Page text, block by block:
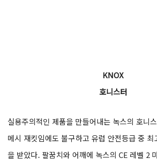
KNOX
호니스터
실용주의적인 제품을 만들어내는 녹스의 호니
메시 재킷임에도 불구하고 유럽 안전등급 중 최
을 받았다. 팔꿈치와 어깨에 녹스의 CE 레벨 2